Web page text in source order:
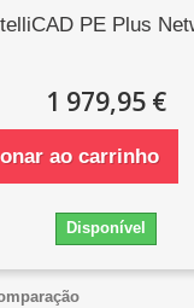
PE Plus
1 979,95 €
ao carrinho
Disponível